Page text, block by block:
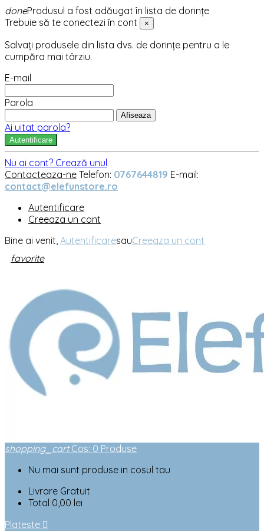
doneProdusul a fost adăugat în lista de dorințe
Trebuie să te conectezi în cont
×
Salvați produsele din lista dvs. de dorințe pentru a le
cumpăra mai târziu.
E-mail
Parola
Afiseaza
Ai uitat parola?
Autentificare
Nu ai cont? Crează unul
Contacteaza-ne Telefon: 0767644819 E-mail:
contact@elefunstore.ro
Autentificare
Creeaza un cont
Bine ai venit, AutentificaresauCreeaza un cont
favorite
shopping_cart Cos: 0 Produse
Nu mai sunt produse in cosul tau
Livrare Gratuit
Total 0,00 lei
Plateste 